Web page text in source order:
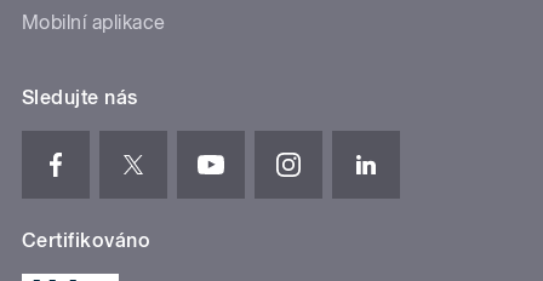
Mobilní aplikace
Sledujte nás
Certifikováno